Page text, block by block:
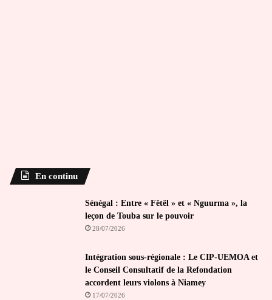
En continu
Sénégal : Entre « Fëtël » et « Nguurma », la
leçon de Touba sur le pouvoir
28/07/2026
Intégration sous-régionale : Le CIP-UEMOA et
le Conseil Consultatif de la Refondation
accordent leurs violons à Niamey
17/07/2026